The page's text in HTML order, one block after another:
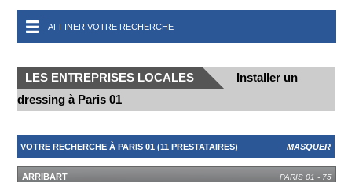
AFFINER VOTRE RECHERCHE
LES ENTREPRISES LOCALES
Installer un
dressing à Paris 01
VOTRE RECHERCHE À PARIS 01 (11 PRESTATAIRES) MASQUER
ARRIBART PARIS 01 - 75